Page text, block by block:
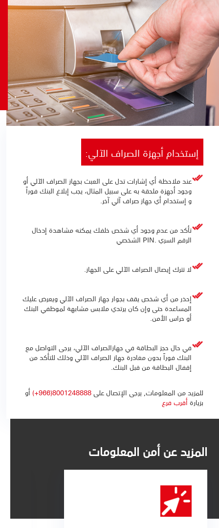
إستخدام أجهزة الصراف الآلي:
عند ملاحظة أي إشارات تدل على العبث بجهاز الصراف الآلي أو
وجود أجهزة ملحقة به على سبيل المثال، يجب إبلاغ البنك فوراً
و إستخدام أي جهاز صراف آلي آخر.
تأكد من عدم وجود أي شخص خلفك يمكنه مشاهدة إدخال
الرقم السري .PIN الشخصي
لا تترك إيصال الصراف الآلي على الجهاز.
إحذر من أي شخص يقف بجوار جهاز الصراف الآلي ويعرض عليك
المساعدة حتى وإن كان يرتدي ملابس مشابهة لموظفي البنك
أو حراس الأمن.
في حال حجز البطاقة في جهازالصراف الآلي، يرجى التواصل مع
البنك فوراً بدون مغادرة جهاز الصراف الآلي وذلك للتأكد من
إقفال البطاقة من قبل البنك.
للمزيد من المعلومات, يرجى الإتصال على8001248888(966+) أو
بزيارةأقرب فرع
المزيد عن أمن المعلومات